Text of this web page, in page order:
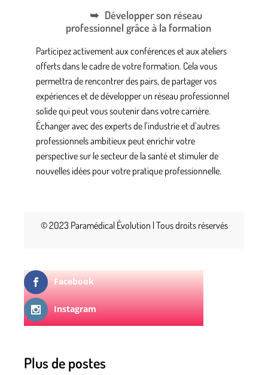
Développer son réseau
professionnel grâce à la formation
Participez activement aux conférences et aux ateliers
offerts dans le cadre de votre formation. Cela vous
permettra de rencontrer des pairs, de partager vos
expériences et de développer un réseau professionnel
solide qui peut vous soutenir dans votre carrière.
Échanger avec des experts de l’industrie et d’autres
professionnels ambitieux peut enrichir votre
perspective sur le secteur de la santé et stimuler de
nouvelles idées pour votre pratique professionnelle.
© 2023 Paramédical Évolution | Tous droits réservés
Facebook
Instagram
Plus de postes